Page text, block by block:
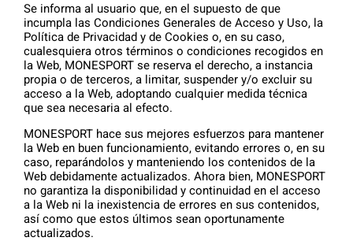
Se informa al usuario que, en el supuesto de que
incumpla las Condiciones Generales de Acceso y Uso, la
Política de Privacidad y de Cookies o, en su caso,
cualesquiera otros términos o condiciones recogidos en
la Web, MONESPORT se reserva el derecho, a instancia
propia o de terceros, a limitar, suspender y/o excluir su
acceso a la Web, adoptando cualquier medida técnica
que sea necesaria al efecto.
MONESPORT hace sus mejores esfuerzos para mantener
la Web en buen funcionamiento, evitando errores o, en su
caso, reparándolos y manteniendo los contenidos de la
Web debidamente actualizados. Ahora bien, MONESPORT
no garantiza la disponibilidad y continuidad en el acceso
a la Web ni la inexistencia de errores en sus contenidos,
así como que estos últimos sean oportunamente
actualizados.